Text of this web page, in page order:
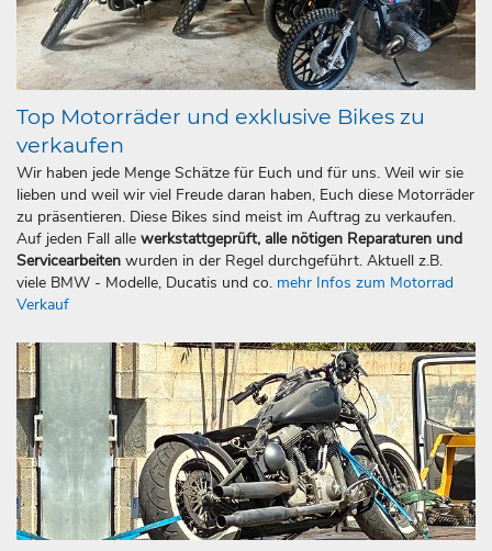
Top Motorräder und exklusive Bikes zu
verkaufen
Wir haben jede Menge Schätze für Euch und für uns. Weil wir sie
lieben und weil wir viel Freude daran haben, Euch diese Motorräder
zu präsentieren. Diese Bikes sind meist im Auftrag zu verkaufen.
Auf jeden Fall alle werkstattgeprüft, alle nötigen Reparaturen und
Servicearbeiten wurden in der Regel durchgeführt. Aktuell z.B.
viele BMW - Modelle, Ducatis und co. mehr Infos zum Motorrad
Verkauf